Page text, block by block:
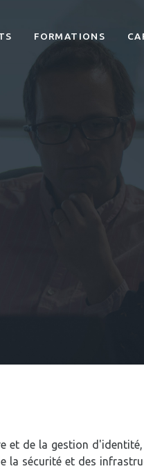
FORMATIONS
et de la gestion d'identité,
la sécurité et des